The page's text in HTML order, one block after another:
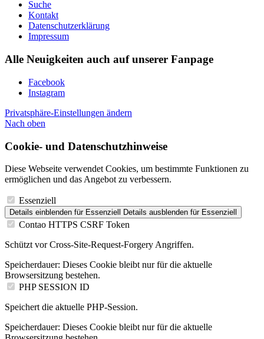
Suche
Kontakt
Datenschutzerklärung
Impressum
Alle Neuigkeiten auch auf unserer Fanpage
Facebook
Instagram
Privatsphäre-Einstellungen ändern
Nach oben
Cookie- und Datenschutzhinweise
Diese Webseite verwendet Cookies, um bestimmte Funktionen zu
ermöglichen und das Angebot zu verbessern.
Essenziell
Details einblenden für Essenziell Details ausblenden für Essenziell
Contao HTTPS CSRF Token
Schützt vor Cross-Site-Request-Forgery Angriffen.
Speicherdauer: Dieses Cookie bleibt nur für die aktuelle
Browsersitzung bestehen.
PHP SESSION ID
Speichert die aktuelle PHP-Session.
Speicherdauer: Dieses Cookie bleibt nur für die aktuelle